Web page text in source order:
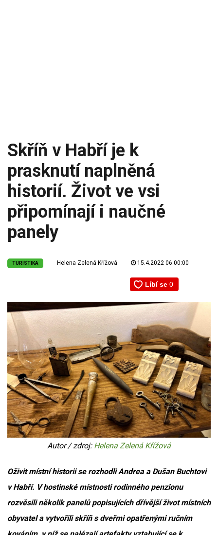
Skříň v Habří je k
prasknutí naplněná
historií. Život ve vsi
připomínají i naučné
panely
TURISTIKA Helena Zelená Křížová 15.4.2022 06:00:00
Autor / zdroj: Helena Zelená Křížová
Oživit místní historii se rozhodli Andrea a Dušan Buchtovi
v Habří. V hostinské místnosti rodinného penzionu
rozvěsili několik panelů popisujících dřívější život místních
obyvatel a vytvořili skříň s dveřmi opatřenými ručním